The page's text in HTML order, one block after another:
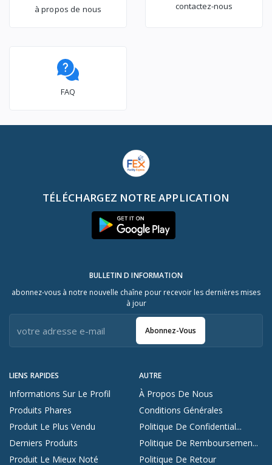
à propos de nous contactez-nous
FAQ
TÉLÉCHARGEZ NOTRE APPLICATION
LIENS RAPIDES
Informations Sur Le Profil
Produits Phares
Produit Le Plus Vendu
Derniers Produits
Produit Le Mieux Noté
AUTRE
À Propos De Nous
Conditions Générales
Politique De Confidential...
Politique De Remboursemen...
Politique De Retour
BULLETIN D INFORMATION
abonnez-vous à notre nouvelle chaîne pour recevoir les dernières mises
à jour
Abonnez-Vous